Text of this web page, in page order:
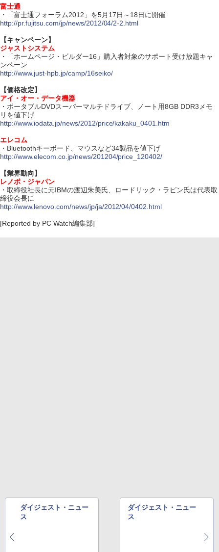
富士通
・「富士通フォーラム2012」を5月17日～18日に開催
http://pr.fujitsu.com/jp/news/2012/04/2-2.html
【キャンペーン】
ジャストシステム
・「ホームページ・ビルダー16」購入者対象のサポート受け放題キャ
ンペーン
http://www.just-hpb.jp/camp/16seiko/
【価格改定】
アイ・オー・データ機器
・ポータブルDVDスーパーマルチドライブ、ノート用8GB DDR3メモ
リを値下げ
http://www.iodata.jp/news/2012/price/kakaku_0401.htm
エレコム
・Bluetoothキーボード、マウスなど34製品を値下げ
http://www.elecom.co.jp/news/201204/price_120402/
【業界動向】
レノボ・ジャパン
・取締役社長に元IBMの渡辺朱美氏、ロードリック・ラピン氏は代表取
締役会長に
http://www.lenovo.com/news/jp/ja/2012/04/0402.html
[Reported by PC Watch編集部]
ダイジェスト・ニュー
ス
ダイジェスト・ニュー
ス